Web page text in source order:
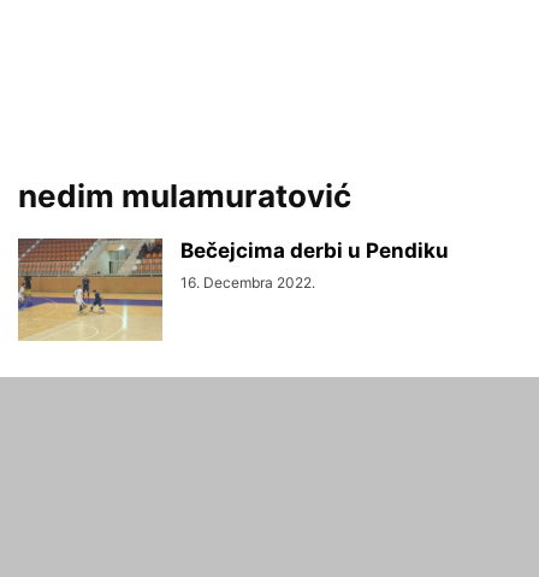
nedim mulamuratović
Bečejcima derbi u Pendiku
16. Decembra 2022.